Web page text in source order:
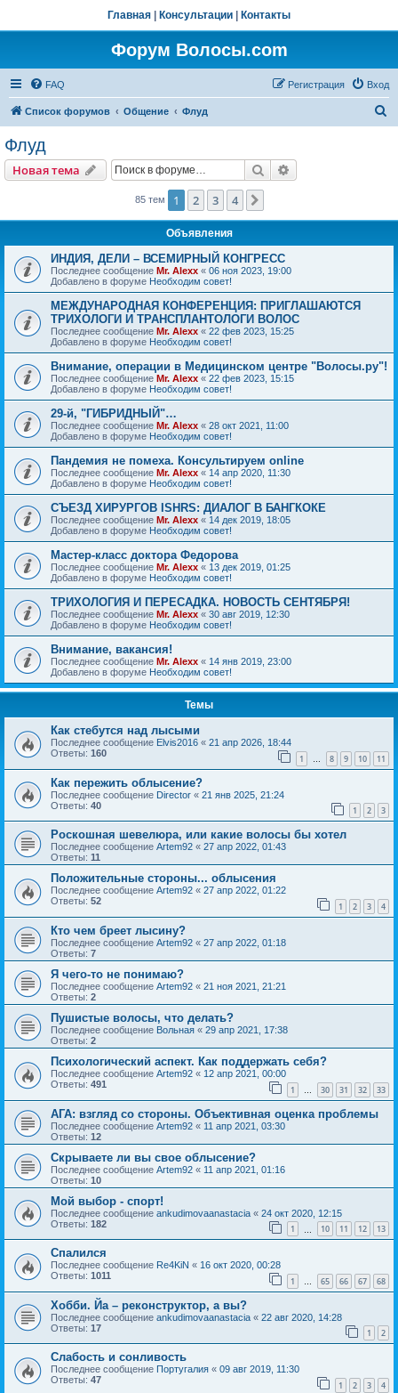
Главная Консультации Контакты
Форум Волосы.com
FAQ Вход
Регистрация
Список форумов Общение Флуд
Флуд
Новая тема Поиск
85 тем 1 2 3 4
Объявления
ИНДИЯ, ДЕЛИ – ВСЕМИРНЫЙ КОНГРЕСС
Последнее сообщение Mr. Alexx « 06 ноя 2023, 19:00
Добавлено в форуме Необходим совет!
МЕЖДУНАРОДНАЯ КОНФЕРЕНЦИЯ: ПРИГЛАШАЮТСЯ
ТРИХОЛОГИ И ТРАНСПЛАНТОЛОГИ ВОЛОС
Последнее сообщение Mr. Alexx « 22 фев 2023, 15:25
Добавлено в форуме Необходим совет!
Внимание, операции в Медицинском центре "Волосы.ру"!
Последнее сообщение Mr. Alexx « 22 фев 2023, 15:15
Добавлено в форуме Необходим совет!
29-й, "ГИБРИДНЫЙ"…
Последнее сообщение Mr. Alexx « 28 окт 2021, 11:00
Добавлено в форуме Необходим совет!
Пандемия не помеха. Консультируем online
Последнее сообщение Mr. Alexx « 14 апр 2020, 11:30
Добавлено в форуме Необходим совет!
СЪЕЗД ХИРУРГОВ ISHRS: ДИАЛОГ В БАНГКОКЕ
Последнее сообщение Mr. Alexx « 14 дек 2019, 18:05
Добавлено в форуме Необходим совет!
Мастер-класс доктора Федорова
Последнее сообщение Mr. Alexx « 13 дек 2019, 01:25
Добавлено в форуме Необходим совет!
ТРИХОЛОГИЯ И ПЕРЕСАДКА. НОВОСТЬ СЕНТЯБРЯ!
Последнее сообщение Mr. Alexx « 30 авг 2019, 12:30
Добавлено в форуме Необходим совет!
Внимание, вакансия!
Последнее сообщение Mr. Alexx « 14 янв 2019, 23:00
Добавлено в форуме Необходим совет!
Темы
Как стебутся над лысыми
Последнее сообщение Elvis2016 « 21 апр 2026, 18:44
Ответы: 160 1 … 8 9 10 11
Как пережить облысение?
Последнее сообщение Director « 21 янв 2025, 21:24
Ответы: 40 1 2 3
Роскошная шевелюра, или какие волосы бы хотел
Последнее сообщение Artem92 « 27 апр 2022, 01:43
Ответы: 11
Положительные стороны... облысения
Последнее сообщение Artem92 « 27 апр 2022, 01:22
Ответы: 52 1 2 3 4
Кто чем бреет лысину?
Последнее сообщение Artem92 « 27 апр 2022, 01:18
Ответы: 7
Я чего-то не понимаю?
Последнее сообщение Artem92 « 21 ноя 2021, 21:21
Ответы: 2
Пушистые волосы, что делать?
Последнее сообщение Вольная « 29 апр 2021, 17:38
Ответы: 2
Психологический аспект. Как поддержать себя?
Последнее сообщение Artem92 « 12 апр 2021, 00:00
Ответы: 491 1 … 30 31 32 33
АГА: взгляд со стороны. Объективная оценка проблемы
Последнее сообщение Artem92 « 11 апр 2021, 03:30
Ответы: 12
Скрываете ли вы свое облысение?
Последнее сообщение Artem92 « 11 апр 2021, 01:16
Ответы: 10
Мой выбор - спорт!
Последнее сообщение ankudimovaanastacia « 24 окт 2020, 12:15
Ответы: 182 1 10 11 12 13
Спалился
Последнее сообщение Re4KiN « 16 окт 2020, 00:28
Ответы: 1011 1 … 65 66 67 68
Хобби. Йа – реконструктор, а вы?
Последнее сообщение ankudimovaanastacia « 22 авг 2020, 14:28
Ответы: 17 1 2
Слабость и сонливость
Последнее сообщение Португалия « 09 авг 2019, 11:30
Ответы: 47 1 2 3 4